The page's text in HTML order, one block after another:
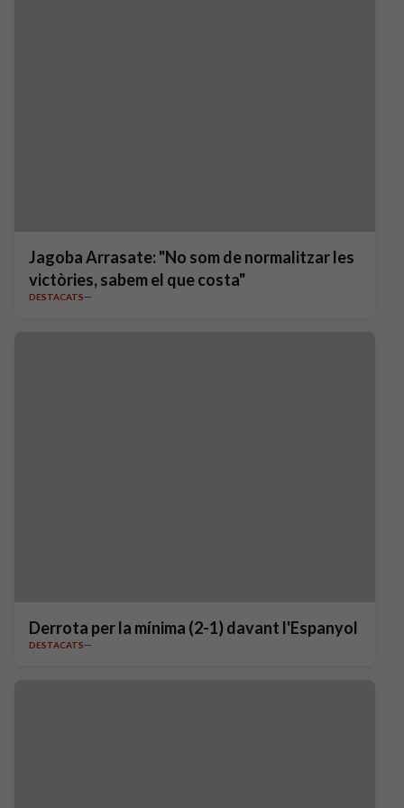
Jagoba Arrasate: "No som de normalitzar les
victòries, sabem el que costa"
DESTACATS
Derrota per la mínima (2-1) davant l'Espanyol
DESTACATS